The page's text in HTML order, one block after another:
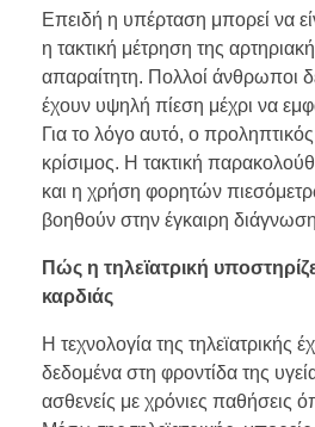
Επειδή η υπέρταση μπορεί να
η τακτική μέτρηση της
απαραίτητη. Πολλοί άνθρωποι
έχουν υψηλή πίεση μέχρι να
Για το λόγο αυτό, ο προληπτικός
κρίσιμος. Η τακτική
και η χρήση φορητών
βοηθούν στην έγκαιρη
Πώς η τηλεϊατρική
καρδιάς
Η τεχνολογία της τηλεϊατρικής
δεδομένα στη φροντίδα της
ασθενείς με χρόνιες παθήσεις